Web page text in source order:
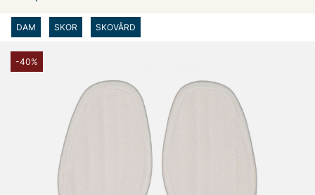
DAM SKOR SKOVÅRD
-40%